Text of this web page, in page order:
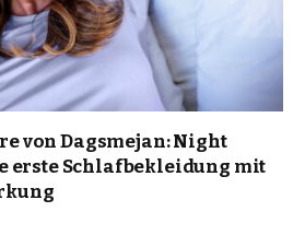
von Dagsmejan: Night
erste Schlafbekleidung mit